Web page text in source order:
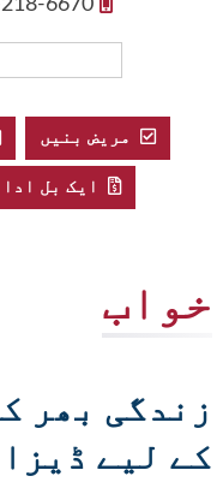
6670
مریض بنیں
ایک بل
خواب
زندگی بھر
کے لیے